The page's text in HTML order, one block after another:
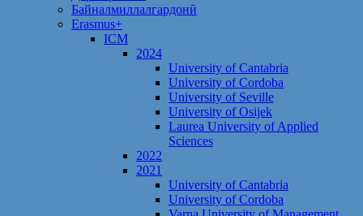
Байналмиллалгардонӣ
Erasmus+
ICM
2024
University of Cantabria
University of Cordoba
University of Seville
University of Osijek
Laurea University of Applied
Sciences
2022
2021
University of Cantabria
University of Cordoba